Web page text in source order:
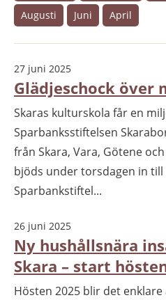
Augusti
Juni April
27 juni 2025
Glädjeschock över
Skaras kulturskola får en
Sparbanksstiftelsen
från Skara, Vara, Götene
bjöds under torsdagen in
Sparbankstiftel...
26 juni 2025
Ny hushållsnära
Skara – start
Hösten 2025 blir det